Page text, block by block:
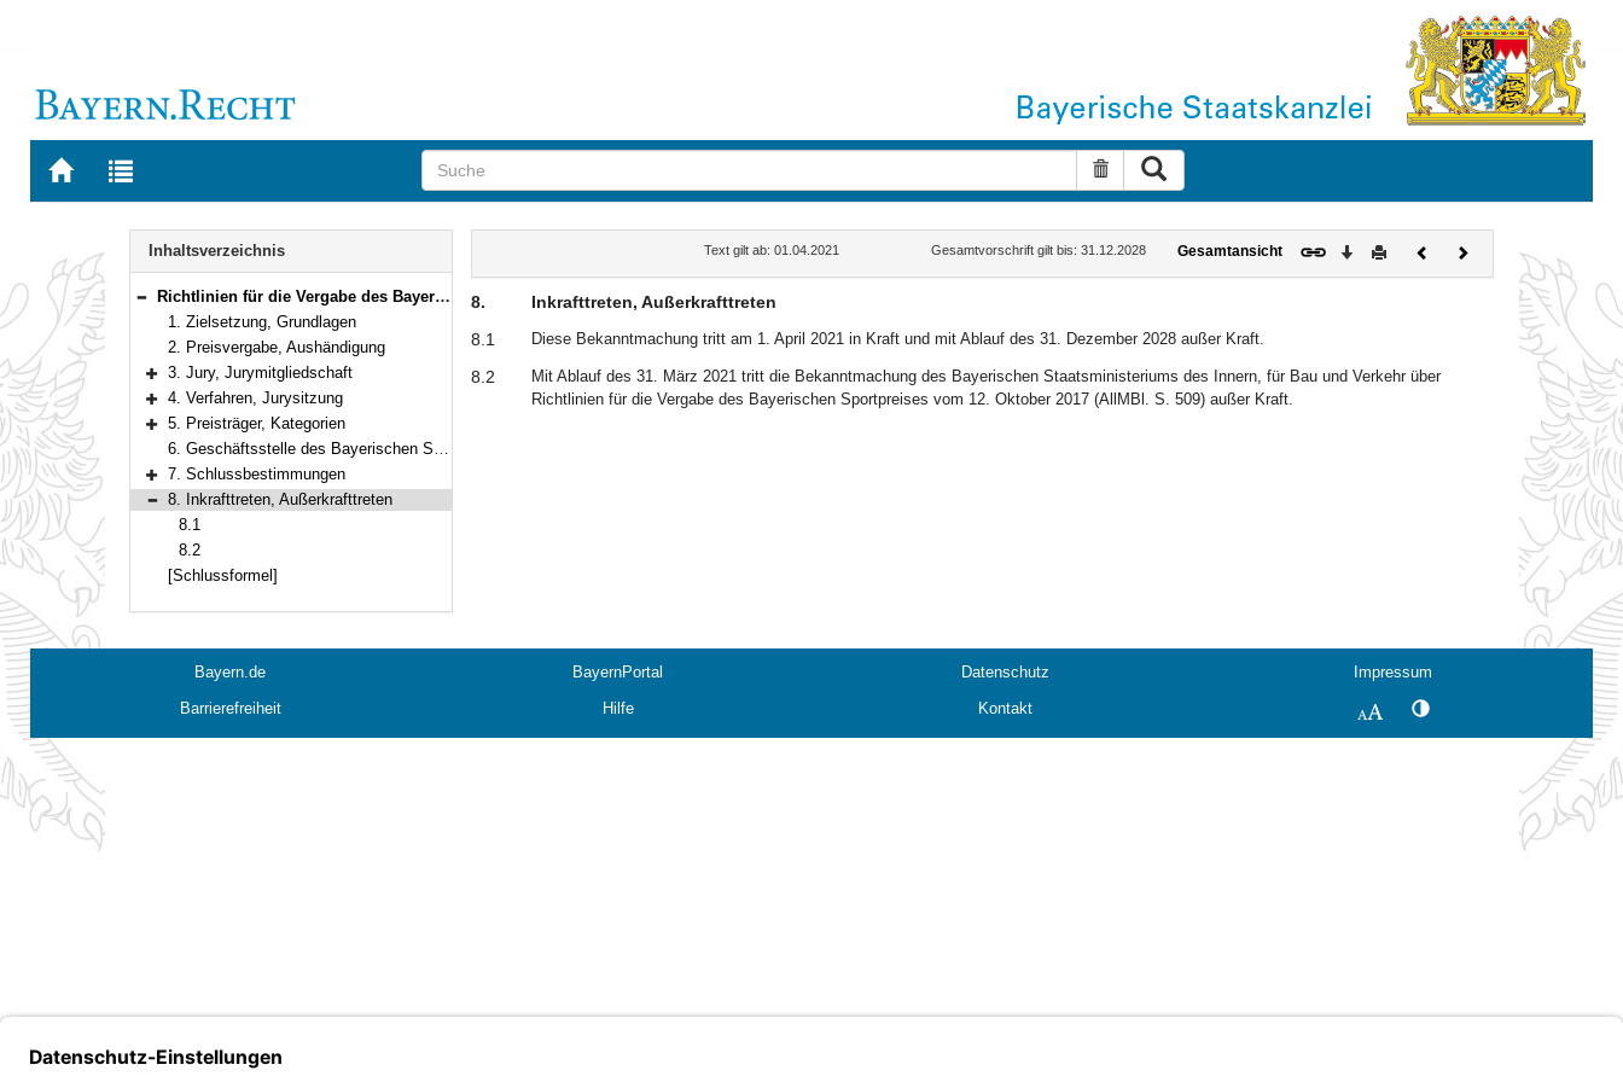
Zur
BAYERN.RECHT
Zur
letzten
Suche zurücksetzen
Navigation
Inhaltsverzeichnis
Bereich reduzieren
Richtlinien für die Vergabe des Bayerischen Sportpreises
1. Zielsetzung, Grundlagen
2. Preisvergabe, Aushändigung
Bereich erweitern
3. Jury, Jurymitgliedschaft
Bereich erweitern
4. Verfahren, Jurysitzung
Bereich erweitern
5. Preisträger, Kategorien
6. Geschäftsstelle des Bayerischen Sportpreises
Bereich erweitern
7. Schlussbestimmungen
Bereich reduzieren
8. Inkrafttreten, Außerkrafttreten
8.1
8.2
[Schlussformel]
Text gilt ab: 01.04.2021 Gesamtvorschrift gilt bis: 31.12.2028 Gesamtansicht Download
DruckenVorherigesNächstes
Dokument
8.
Inkrafttreten, Außerkrafttreten
8.1
Diese Bekanntmachung tritt am 1. April 2021 in Kraft und mit Ablauf des 31. Dezember 2028 außer Kraft.
8.2
Mit Ablauf des 31. März 2021 tritt die Bekanntmachung des Bayerischen Staatsministeriums des Innern, für Bau und Verkehr über
Richtlinien für die Vergabe des Bayerischen Sportpreises vom 12. Oktober 2017 (AllMBl. S. 509) außer Kraft.
Bayern.de BayernPortal Datenschutz
Impressum
Barrierefreiheit
Hilfe Kontakt SchriftgrößeKontrastwechsel